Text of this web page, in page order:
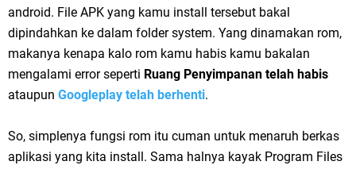
android. File APK yang kamu install tersebut bakal
dipindahkan ke dalam folder system. Yang dinamakan rom,
makanya kenapa kalo rom kamu habis kamu bakalan
mengalami error seperti Ruang Penyimpanan telah habis
ataupun Googleplay telah berhenti.
So, simplenya fungsi rom itu cuman untuk menaruh berkas
aplikasi yang kita install. Sama halnya kayak Program Files